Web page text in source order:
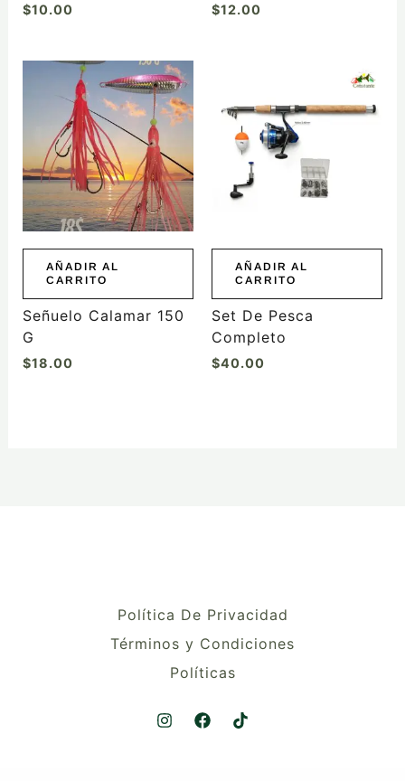
$10.00 $12.00
AÑADIR AL
CARRITO
Señuelo Calamar 150
G
$18.00
AÑADIR AL
CARRITO
Set De Pesca
Completo
$40.00
Política De Privacidad
Términos y Condiciones
Políticas